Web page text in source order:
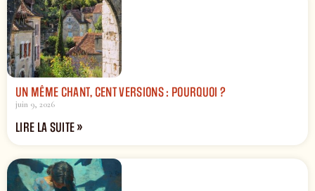
UN MÊME CHANT, CENT VERSIONS : POURQUOI ?
juin 9, 2026
LIRE LA SUITE »